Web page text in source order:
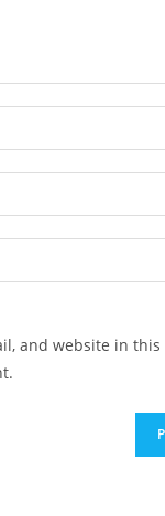
and website in